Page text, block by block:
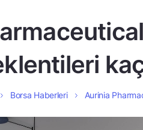
Borsa Haberleri Aurinia